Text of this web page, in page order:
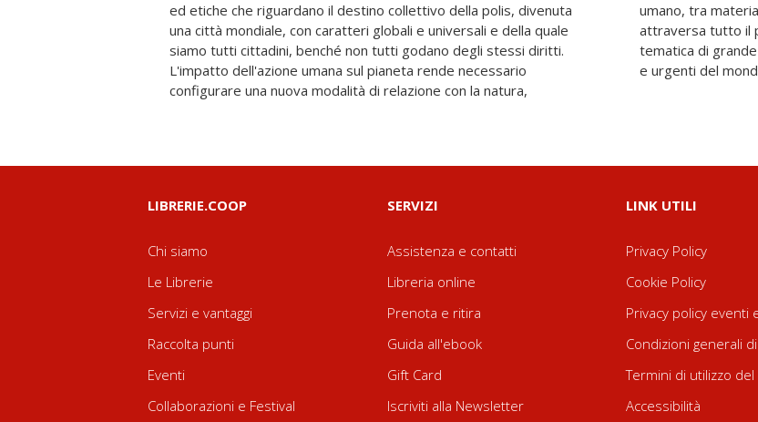
ed etiche che riguardano il destino collettivo della polis, divenuta
una città mondiale, con caratteri globali e universali e della quale
siamo tutti cittadini, benché non tutti godano degli stessi diritti.
L'impatto dell'azione umana sul pianeta rende necessario
configurare una nuova modalità di relazione con la natura,
umano, tra materia e spirito. Il dualismo natura-cultura che
attraversa tutto il pensiero occidentale costituisce quindi una
tematica di grande attualità poiché connessa a problemi ineludibili
e urgenti del
LIBRERIE.COOP
Chi siamo
Le Librerie
Servizi e vantaggi
Raccolta punti
Eventi
Collaborazioni e Festival
SERVIZI
Assistenza e contatti
Libreria online
Prenota e ritira
Guida all'ebook
Gift Card
Iscriviti alla Newsletter
LINK UTILI
Privacy Policy
Cookie Policy
Privacy policy eventi
Condizioni generali
Termini di utilizzo del
Accessibilità